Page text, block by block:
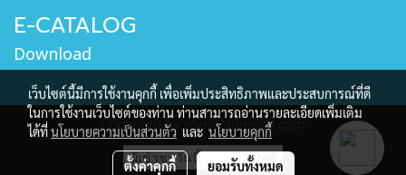
E-CATALOG
Download
Copyright by mydoctormate.com
ผู้เข้าชมวันนี้
1,246
เว็บไซต์นี้มีการใช้งานคุกกี้ เพื่อเพิ่มประสิทธิภาพและประสบการณ์ที่ดี
ในการใช้งานเว็บไซต์ของท่าน ท่านสามารถอ่านรายละเอียดเพิ่มเติม
ได้ที่นโยบายความเป็นส่วนตัว และ นโยบายคุกกี้
ตั้งค่าคุกกี้ ยอมรับทั้งหมด